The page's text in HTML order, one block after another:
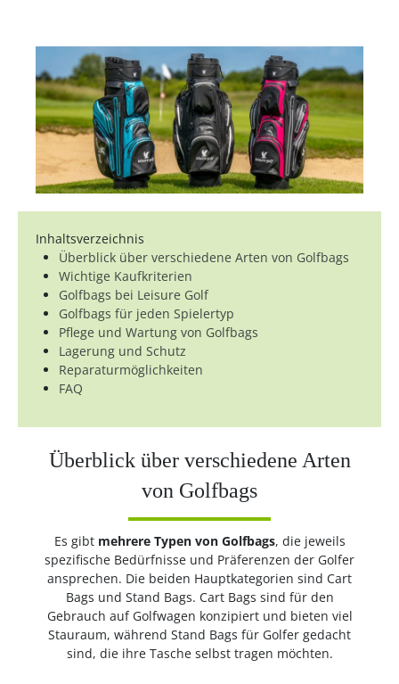
Inhaltsverzeichnis
Überblick über verschiedene Arten von Golfbags
Wichtige Kaufkriterien
Golfbags bei Leisure Golf
Golfbags für jeden Spielertyp
Pflege und Wartung von Golfbags
Lagerung und Schutz
Reparaturmöglichkeiten
FAQ
Überblick über verschiedene Arten
von Golfbags
Es gibt mehrere Typen von Golfbags, die jeweils
spezifische Bedürfnisse und Präferenzen der Golfer
ansprechen. Die beiden Hauptkategorien sind Cart
Bags und Stand Bags. Cart Bags sind für den
Gebrauch auf Golfwagen konzipiert und bieten viel
Stauraum, während Stand Bags für Golfer gedacht
sind, die ihre Tasche selbst tragen möchten.